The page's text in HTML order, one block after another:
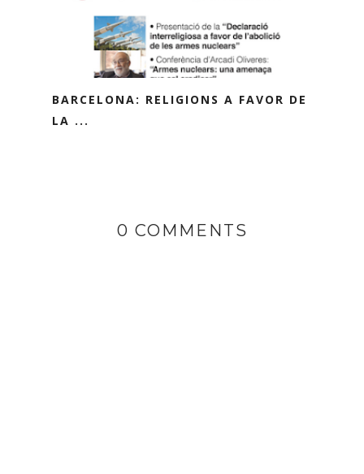
BARCELONA: RELIGIONS A FAVOR DE
LA ...
0 COMMENTS